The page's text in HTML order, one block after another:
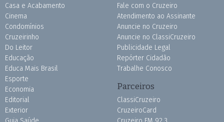
Casa e Acabamento
Cinema
Condomínios
Cruzeirinho
Do Leitor
Educação
Educa Mais Brasil
Esporte
Economia
Editorial
Exterior
Fale com o Cruzeiro
Atendimento ao Assinante
Anuncie no Cruzeiro
Anuncie no ClassiCruzeiro
Publicidade Legal
Repórter Cidadão
Trabalhe Conosco
Parceiros
ClassiCruzeiro
CruzeiroCard